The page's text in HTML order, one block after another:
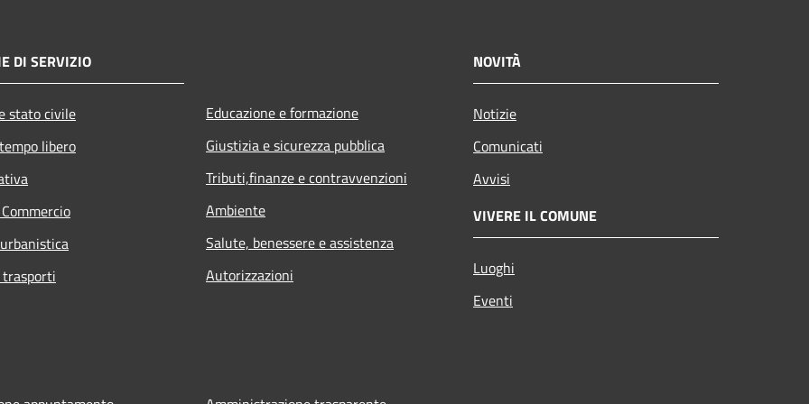
DI SERVIZIO
stato civile
libero
Educazione e formazione
Giustizia e sicurezza pubblica
Tributi,finanze e contravvenzioni
Ambiente
Salute, benessere e assistenza
Autorizzazioni
NOVITÀ
Notizie
Comunicati
Avvisi
VIVERE IL COMUNE
Luoghi
Eventi